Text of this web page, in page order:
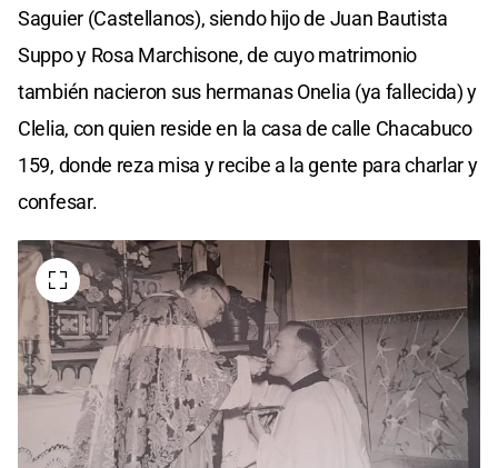
Saguier (Castellanos), siendo hijo de Juan Bautista
Suppo y Rosa Marchisone, de cuyo matrimonio
también nacieron sus hermanas Onelia (ya fallecida) y
Clelia, con quien reside en la casa de calle Chacabuco
159, donde reza misa y recibe a la gente para charlar y
confesar.